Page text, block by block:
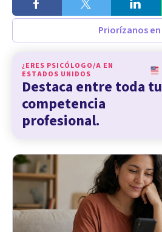
Priorízanos en
¿ERES PSICÓLOGO/A EN
ESTADOS UNIDOS
Destaca entre toda tu
competencia
profesional.